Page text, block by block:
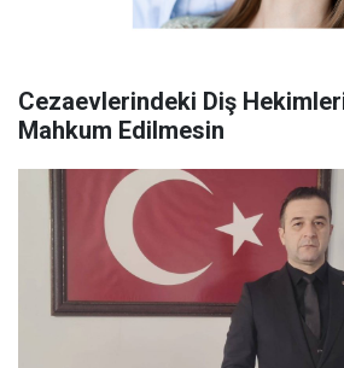
Cezaevlerindeki Diş
Mahkum Edilmesin